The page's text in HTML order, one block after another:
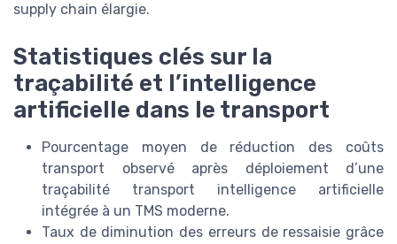
supply chain élargie.
Statistiques clés sur la
traçabilité et l’intelligence
artificielle dans le transport
Pourcentage moyen de réduction des coûts
transport observé après déploiement d’une
traçabilité transport intelligence artificielle
intégrée à un TMS moderne.
Taux de diminution des erreurs de ressaisie grâce